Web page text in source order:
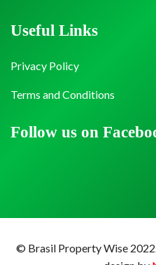
Follow us on
Useful Links
Privacy Policy
Terms and Conditions
© Brasil Property Wise